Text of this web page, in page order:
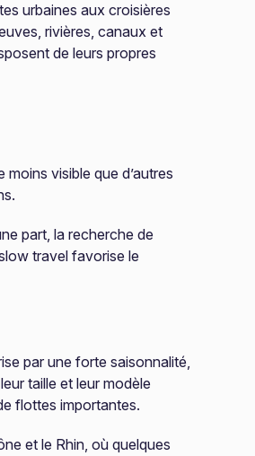
urbaines aux croisières
rivières, canaux et
de leurs propres
visible que d’autres
part, la recherche de
travel favorise le
par une forte saisonnalité,
taille et leur modèle
flottes importantes.
et le Rhin, où quelques